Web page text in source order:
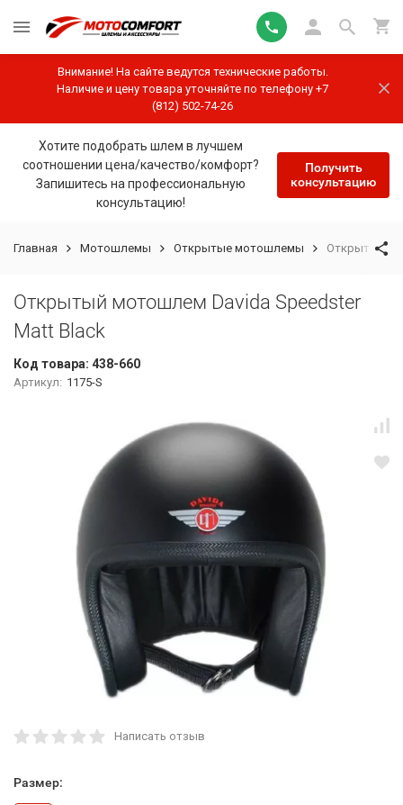
Внимание! На сайте ведутся технические работы.
Наличие и цену товара уточняйте по телефону +7
(812) 502-74-26
Хотите подобрать шлем в лучшем
соотношении цена/качество/комфорт?
Запишитесь на профессиональную
консультацию!
Получить
консультацию
Главная Мотошлемы Открытые мотошлемы Открытый
Открытый мотошлем Davida Speedster
Matt Black
Код товара: 438-660
Артикул: 1175-S
Написать отзыв
Размер: